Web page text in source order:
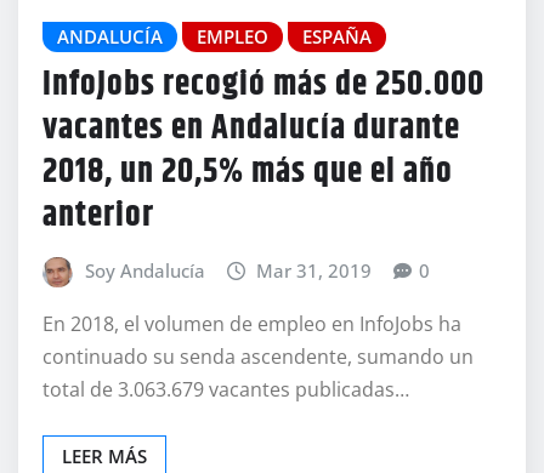
ANDALUCÍA EMPLEO ESPAÑA
InfoJobs recogió más de 250.000
vacantes en Andalucía durante
2018, un 20,5% más que el año
anterior
Soy Andalucía Mar 31, 2019 0
En 2018, el volumen de empleo en InfoJobs ha
continuado su senda ascendente, sumando un
total de 3.063.679 vacantes publicadas…
LEER MÁS